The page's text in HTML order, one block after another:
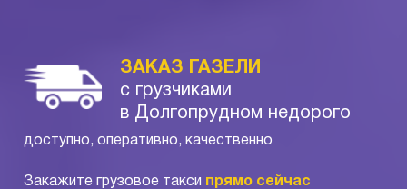
ЗАКАЗ ГАЗЕЛИ
с грузчиками
в Долгопрудном недорого
доступно, оперативно, качественно
Закажите грузовое такси прямо сейчас